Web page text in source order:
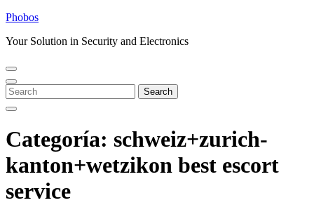
Skip
content
Phobos
Your Solution in Security and Electronics
Open
Menu
Close
Menu
Search
for:
Search
Categoría: schweiz+zurich-
kanton+wetzikon best escort
service